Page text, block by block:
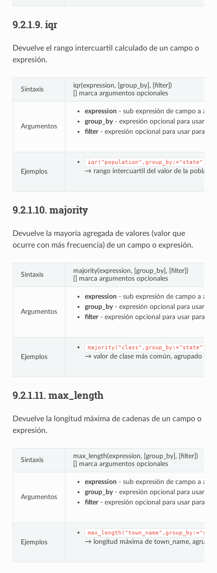
9.2.1.9. iqr
Devuelve el rango intercuartil calculado de un campo o
expresión.
Sintaxis
iqr(expression, [group_by], [filter])
[] marca argumentos opcionales
Argumentos
expression - sub expresión de campo a
group_by- expresión opcional para usar
filter- expresión opcional para usar para
Ejemplos
iqr("population",group_by:="state")
→ rango intercuartil del valor de la
9.2.1.10. majority
Devuelve la mayoría agregada de valores (valor que
ocurre con más frecuencia) de un campo o expresión.
Sintaxis
majority(expression, [group_by], [filter])
[] marca argumentos opcionales
Argumentos
expression - sub expresión de campo a
group_by- expresión opcional para usar
filter- expresión opcional para usar para
Ejemplos
majority("class",group_by:="state")
→ valor de clase más común, agrupado por
9.2.1.11. max_length
Devuelve la longitud máxima de cadenas de un campo o
expresión.
Sintaxis
max_length(expression, [group_by], [filter])
[] marca argumentos opcionales
Argumentos
expression - sub expresión de campo a
group_by- expresión opcional para usar
filter- expresión opcional para usar para
Ejemplos → longitud máxima de town_name,